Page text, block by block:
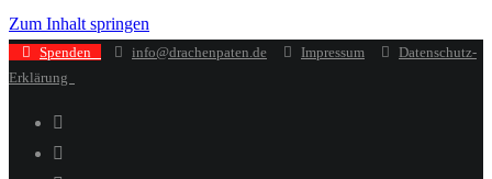
Zum Inhalt springen
Spenden info@drachenpaten.de Impressum
Datenschutz-
Erklärung